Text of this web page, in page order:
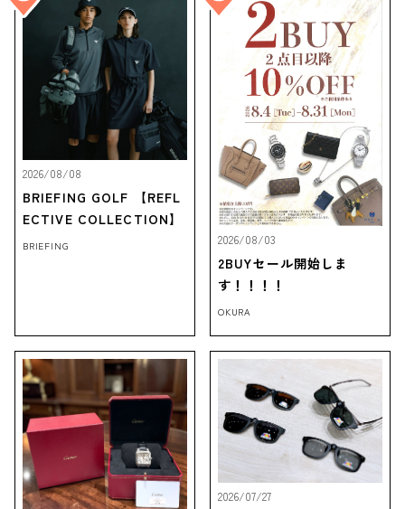
2026/08/08
BRIEFING GOLF 【REFL
ECTIVE COLLECTION】
BRIEFING 2026/08/03
2BUYセール開始しま
す！！！！
OKURA
2026/07/27